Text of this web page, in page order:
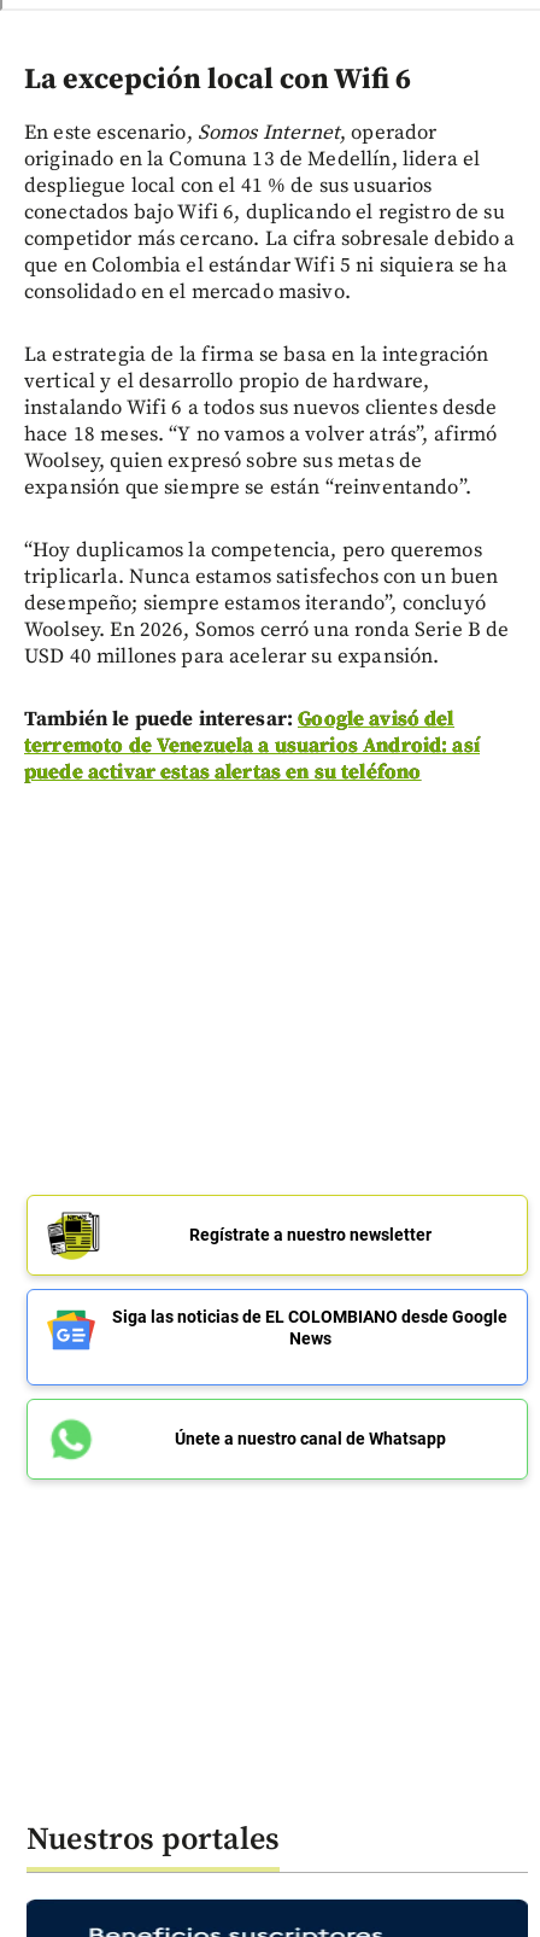
La excepción local con Wifi 6
En este escenario, Somos Internet, operador
originado en la Comuna 13 de Medellín, lidera el
despliegue local con el 41 % de sus usuarios
conectados bajo Wifi 6, duplicando el registro de su
competidor más cercano. La cifra sobresale debido a
que en Colombia el estándar Wifi 5 ni siquiera se ha
consolidado en el mercado masivo.
La estrategia de la firma se basa en la integración
vertical y el desarrollo propio de hardware,
instalando Wifi 6 a todos sus nuevos clientes desde
hace 18 meses. “Y no vamos a volver atrás”, afirmó
Woolsey, quien expresó sobre sus metas de
expansión que siempre se están “reinventando”.
“Hoy duplicamos la competencia, pero queremos
triplicarla. Nunca estamos satisfechos con un buen
desempeño; siempre estamos iterando”, concluyó
Woolsey. En 2026, Somos cerró una ronda Serie B de
USD 40 millones para acelerar su expansión.
También le puede interesar:Google avisó del
terremoto de Venezuela a usuarios Android: así
puede activar estas alertas en su teléfono
Regístrate a nuestro newsletter
Siga las noticias de EL COLOMBIANO desde Google
News
Únete a nuestro canal de Whatsapp
Nuestros portales